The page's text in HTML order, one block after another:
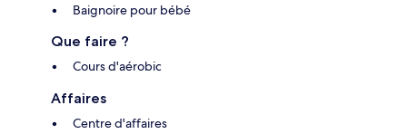
Baignoire pour bébé
Que faire ?
Cours d'aérobic
Affaires
Centre d'affaires